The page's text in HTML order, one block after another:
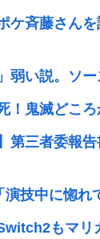
ケ斉藤さん
弱い説。ソ
！鬼滅どこ
第三者委報
技中に惚れ
もマ